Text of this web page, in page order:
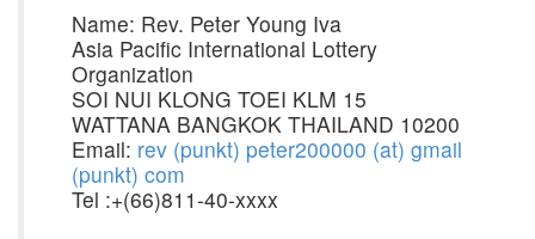
Name: Rev. Peter Young Iva
Asia Pacific International Lottery
Organization
SOI NUI KLONG TOEI KLM 15
WATTANA BANGKOK THAILAND 10200
Email: rev (punkt) peter200000 (at) gmail
(punkt) com
Tel :+(66)811-40-xxxx